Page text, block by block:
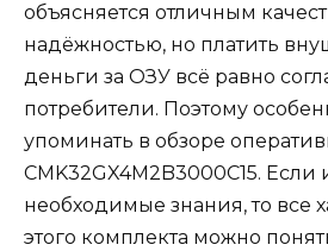
объясняется отличным
надёжностью, но платить
деньги за ОЗУ всё равно
потребители. Поэтому
упоминать в обзоре
CMK32GX4M2B3000C15. Если
необходимые знания, то все
этого комплекта можно